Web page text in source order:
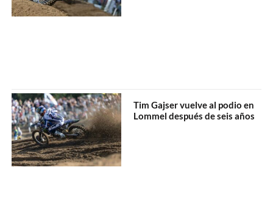
Tim Gajser vuelve al podio en
Lommel después de seis años